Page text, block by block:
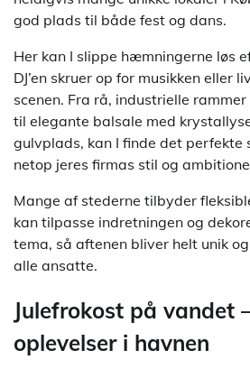
god plads til både fest og dans.
Her kan I slippe hæmningerne løs
DJ’en skruer op for musikken eller
scenen. Fra rå, industrielle
til elegante balsale med
gulvplads, kan I finde det perfekte
netop jeres firmas stil og
Mange af stederne tilbyder
kan tilpasse indretningen og
tema, så aftenen bliver helt unik
alle ansatte.
Julefrokost på vandet
oplevelser i havnen